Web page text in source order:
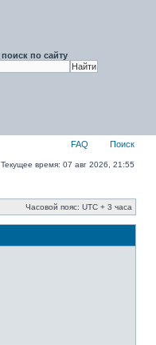
поиск по сайту
FAQ Поиск
Текущее время: 07 авг 2026, 21:55
Часовой пояс: UTC + 3 часа